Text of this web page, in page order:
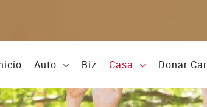
Auto Biz Casa Donar